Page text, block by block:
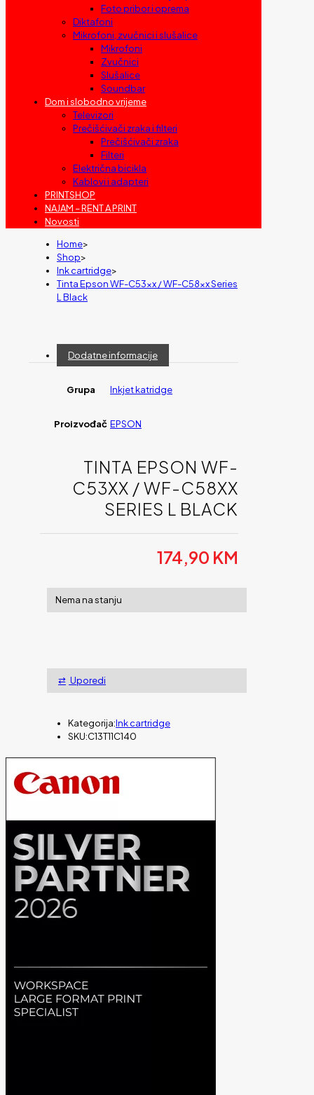
Foto pribor i oprema
Diktafoni
Mikrofoni, zvučnici i slušalice
Mikrofoni
Zvučnici
Slušalice
Soundbar
Dom i slobodno vrijeme
Televizori
Prečišćivači zraka i filteri
Prečišćivači zraka
Filteri
Električna bicikla
Kablovi i adapteri
PRINTSHOP
NAJAM – RENT A PRINT
Novosti
Home>
Shop>
Ink cartridge>
Tinta Epson WF-C53xx / WF-C58xx Series
L Black
Dodatne informacije
Grupa Inkjet katridge
Proizvođač EPSON
TINTA EPSON WF-
C53XX / WF-C58XX
SERIES L BLACK
174,90 KM
Nema na stanju
Uporedi
Kategorija:Ink cartridge
SKU:C13T11C140